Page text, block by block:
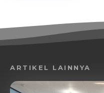
ARTIKEL LAINNYA